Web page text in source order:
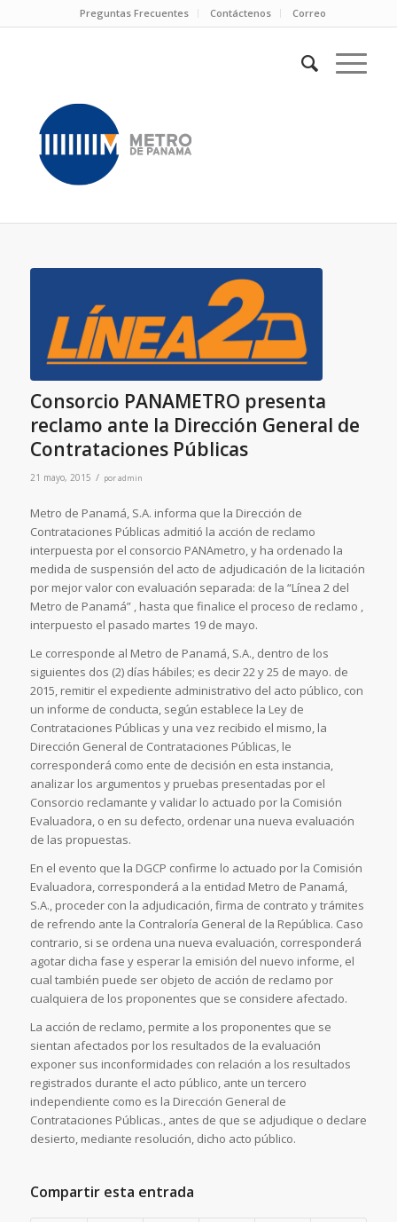
Preguntas Frecuentes Contáctenos Correo
Consorcio PANAMETRO presenta
reclamo ante la Dirección General de
Contrataciones Públicas
21 mayo, 2015 / poradmin
Metro de Panamá, S.A. informa que la Dirección de
Contrataciones Públicas admitió la acción de reclamo
interpuesta por el consorcio PANAmetro, y ha ordenado la
medida de suspensión del acto de adjudicación de la licitación
por mejor valor con evaluación separada: de la “Línea 2 del
Metro de Panamá” , hasta que finalice el proceso de reclamo ,
interpuesto el pasado martes 19 de mayo.
Le corresponde al Metro de Panamá, S.A., dentro de los
siguientes dos (2) días hábiles; es decir 22 y 25 de mayo. de
2015, remitir el expediente administrativo del acto público, con
un informe de conducta, según establece la Ley de
Contrataciones Públicas y una vez recibido el mismo, la
Dirección General de Contrataciones Públicas, le
corresponderá como ente de decisión en esta instancia,
analizar los argumentos y pruebas presentadas por el
Consorcio reclamante y validar lo actuado por la Comisión
Evaluadora, o en su defecto, ordenar una nueva evaluación
de las propuestas.
En el evento que la DGCP confirme lo actuado por la Comisión
Evaluadora, corresponderá a la entidad Metro de Panamá,
S.A., proceder con la adjudicación, firma de contrato y trámites
de refrendo ante la Contraloría General de la República. Caso
contrario, si se ordena una nueva evaluación, corresponderá
agotar dicha fase y esperar la emisión del nuevo informe, el
cual también puede ser objeto de acción de reclamo por
cualquiera de los proponentes que se considere afectado.
La acción de reclamo, permite a los proponentes que se
sientan afectados por los resultados de la evaluación
exponer sus inconformidades con relación a los resultados
registrados durante el acto público, ante un tercero
independiente como es la Dirección General de
Contrataciones Públicas., antes de que se adjudique o declare
desierto, mediante resolución, dicho acto público.
Compartir esta entrada